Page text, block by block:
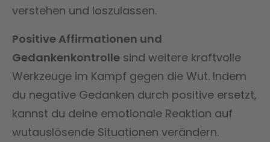
verstehen und loszulassen.
Positive Affirmationen und
Gedankenkontrolle sind weitere kraftvolle
Werkzeuge im Kampf gegen die Wut. Indem
du negative Gedanken durch positive ersetzt,
kannst du deine emotionale Reaktion auf
wutauslösende Situationen verändern.